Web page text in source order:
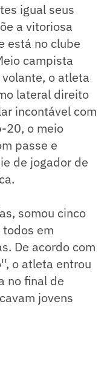
igual seus
a vitoriosa
está no clube
campista
o atleta
lateral direito
incontável com
20, o meio
passe e
de jogador de
somou cinco
em
De acordo com
o atleta entrou
no final de
jovens